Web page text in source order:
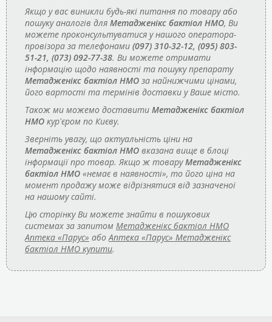
Якщо у вас виникли будь-які питання по товару або
пошуку аналогів для Метадженікс бактіол НМО, Ви
можете проконсультуватися у нашого оператора-
провізора за телефонами (097) 310-32-12, (095) 803-
51-21, (073) 092-77-38. Ви можете отримати
інформацію щодо наявності та пошуку препарату
Метадженікс бактіол НМО за найнижчими цінами,
його вартості та термінів доставки у Ваше місто.
Також ми можемо доставити Метадженікс бактіол
НМО кур'єром по Києву.
Зверніть увагу, що актуальність ціни на
Метадженікс бактіол НМО вказана вище в блоці
інформації про товар. Якщо ж товаруМетадженікс
бактіол НМО «немає в наявності», то його ціна на
момент продажу може відрізнятися від зазначеної
на нашому сайті.
Цю сторінку Ви можете знайти в пошукових
системах за запитом Метадженікс бактіол НМО
Аптека «Парус» абоАптека «Парус» Метадженікс
бактіол НМО купити.